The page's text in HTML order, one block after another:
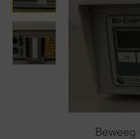
Beweeg